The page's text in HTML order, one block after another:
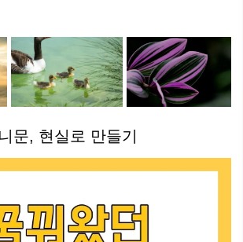
문, 현실로 만들기